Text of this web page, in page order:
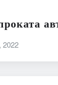
2022